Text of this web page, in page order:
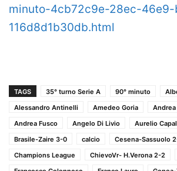
minuto-4cb72c9e-28ec-46e9-
116d8d1b30db.html
TAGS 35° turno Serie A 90° minuto
Alessandro Antinelli
Amedeo Goria
Andrea Fusco
Angelo Di Livio
Aurelio
Brasile-Zaire 3-0
calcio
Cesena-Sassuolo
Champions League
ChievoVr- H.Verona 2-2